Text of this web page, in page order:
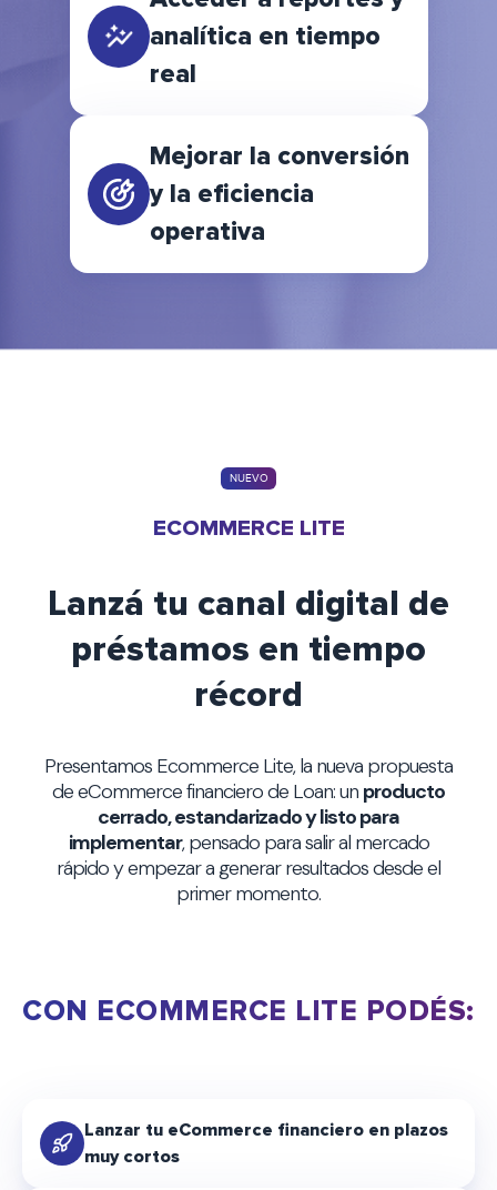
analítica en tiempo
real
Mejorar la conversión
y la eficiencia
operativa
NUEVO
ECOMMERCE LITE
Lanzá tu canal digital de
préstamos en tiempo
récord
Presentamos Ecommerce Lite, la nueva propuesta
de eCommerce financiero de Loan: un producto
cerrado, estandarizado y listo para
implementar, pensado para salir al mercado
rápido y empezar a generar resultados desde el
primer momento.
CON ECOMMERCE LITE PODÉS:
Lanzar tu eCommerce financiero en plazos
muy cortos